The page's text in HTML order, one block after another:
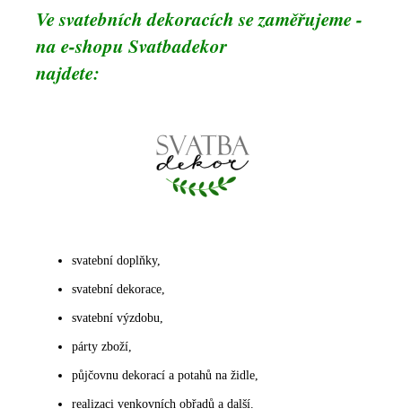
Ve svatebních dekoracích se zaměřujeme -
na e-shopu Svatbadekor
najdete:
svatební doplňky,
svatební dekorace,
svatební výzdobu,
párty zboží,
půjčovnu dekorací a potahů na židle,
realizaci venkovních obřadů a další.